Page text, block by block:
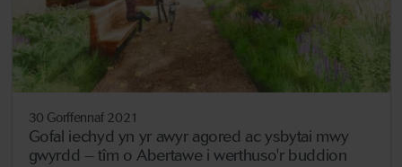
30 Gorffennaf 2021
Gofal iechyd yn yr awyr agored ac ysbytai mwy
gwyrdd – tîm o Abertawe i werthuso'r buddion